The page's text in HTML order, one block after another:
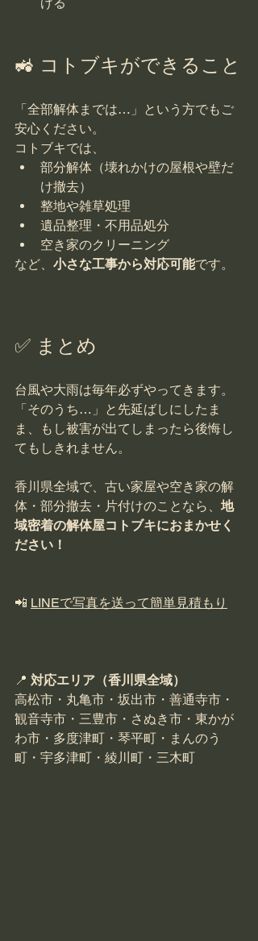
げる
🚜 コトブキができること
「全部解体までは…」という方でもご
安心ください。
コトブキでは、
部分解体（壊れかけの屋根や壁だ
け撤去）
整地や雑草処理
遺品整理・不用品処分
空き家のクリーニング
など、 小さな工事から対応可能です。
✅ まとめ
台風や大雨は毎年必ずやってきます。
「そのうち…」と先延ばしにしたま
ま、もし被害が出てしまったら後悔し
てもしきれません。
香川県全域で、古い家屋や空き家の解
体・部分撤去・片付けのことなら、 地
域密着の解体屋コトブキにおまかせく
ださい！
📲 LINEで写真を送って簡単見積もり
📍 対応エリア（香川県全域）
高松市・丸亀市・坂出市・善通寺市・
観音寺市・三豊市・さぬき市・東かが
わ市・多度津町・琴平町・まんのう
町・宇多津町・綾川町・三木町